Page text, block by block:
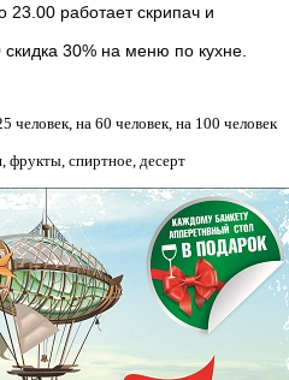
23.00 работает скрипач и
30% на меню по кухне.
человек, на 60 человек, на 100 человек
фрукты, спиртное, десерт